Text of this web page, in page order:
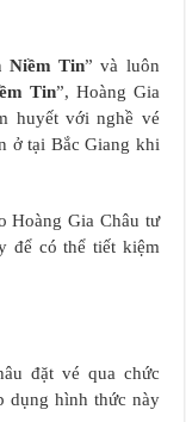
Niềm Tin” và luôn
Tin”, Hoàng Gia
huyết với nghề vé
ở tại Bắc Giang khi
Hoàng Gia Châu tư
để có thể tiết kiệm
đặt vé qua chức
dụng hình thức này